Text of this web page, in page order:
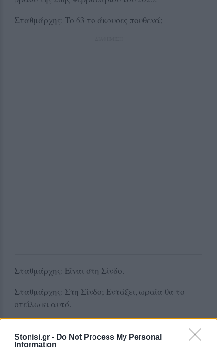
Stonisi.gr - Do Not Process My Personal
Information
Σταθμάρχης: Το 63 το άκουσες πουθενά;
Σταθμάρχης: Είναι στη Σίνδο.
Σταθμάρχης: Στη Σίνδο; Εντάξει, ωραία θα το
στείλω κι αυτό.
Σταθμάρχης: Ντάξει; Την ίδια διαδικασία, το νου